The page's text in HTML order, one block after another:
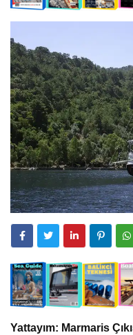
Yattayım: Marmaris